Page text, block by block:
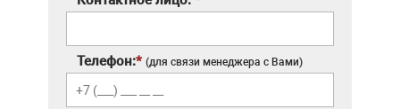
Телефон:* (для связи менеджера с Вами)